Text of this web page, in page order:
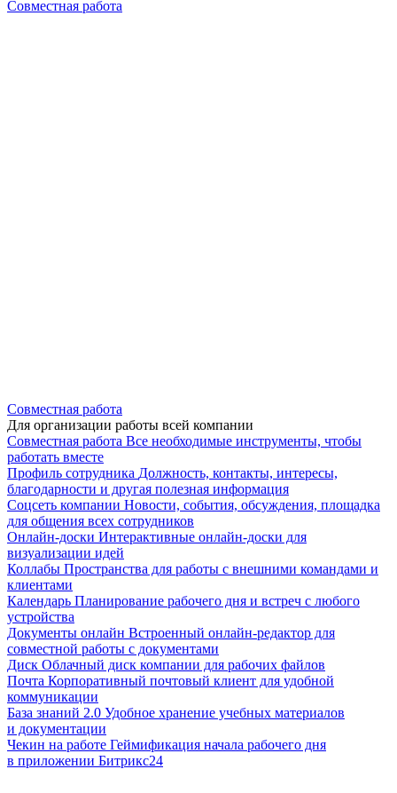
Совместная работа
Совместная работа
Для организации работы всей компании
Совместная работа Все необходимые инструменты, чтобы
работать вместе
Профиль сотрудника Должность, контакты, интересы,
благодарности и другая полезная информация
Соцсеть компании Новости, события, обсуждения, площадка
для общения всех сотрудников
Онлайн-доски Интерактивные онлайн-доски для
визуализации идей
Коллабы Пространства для работы с внешними командами и
клиентами
Календарь Планирование рабочего дня и встреч с любого
устройства
Документы онлайн Встроенный онлайн-редактор для
совместной работы с документами
Диск Облачный диск компании для рабочих файлов
Почта Корпоративный почтовый клиент для удобной
коммуникации
База знаний 2.0 Удобное хранение учебных материалов
и документации
Чекин на работе Геймификация начала рабочего дня
в приложении Битрикс24